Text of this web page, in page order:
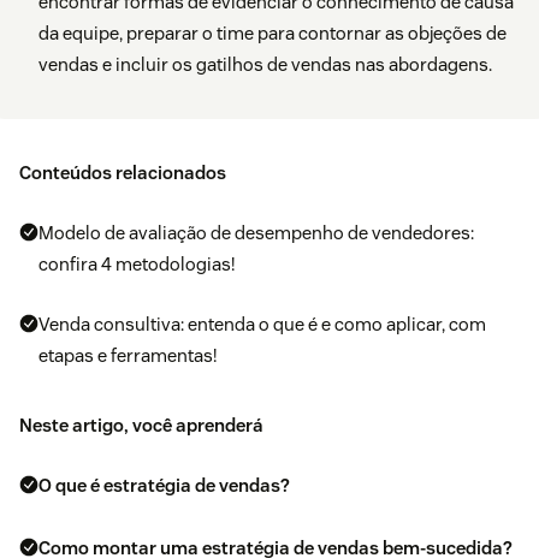
da equipe, preparar o time para contornar as objeções de
vendas e incluir os gatilhos de vendas nas abordagens.
Conteúdos relacionados
Modelo de avaliação de desempenho de vendedores:
confira 4 metodologias!
Venda consultiva: entenda o que é e como aplicar, com
etapas e ferramentas!
Neste artigo, você aprenderá
O que é estratégia de vendas?
Como montar uma estratégia de vendas bem-sucedida?